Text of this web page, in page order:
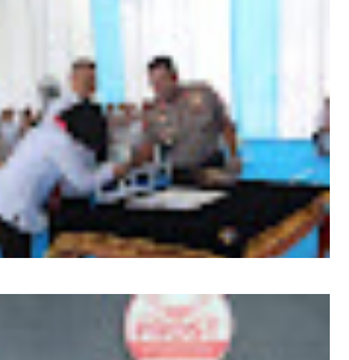
Tekankan
Polri Hadapi KUHP dan